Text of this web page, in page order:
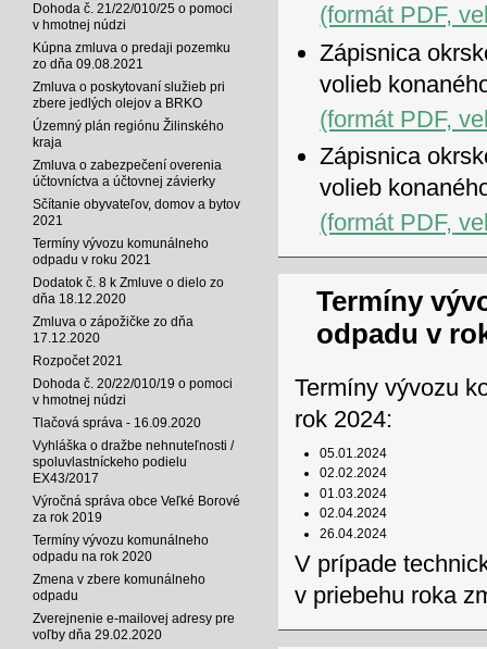
Dohoda č. 21/22/010/25 o pomoci
v hmotnej núdzi
Kúpna zmluva o predaji pozemku
zo dňa 09.08.2021
Zmluva o poskytovaní služieb pri
zbere jedlých olejov a BRKO
Územný plán regiónu Žilinského
kraja
Zmluva o zabezpečení overenia
účtovníctva a účtovnej závierky
Sčítanie obyvateľov, domov a bytov
2021
Termíny vývozu komunálneho
odpadu v roku 2021
Dodatok č. 8 k Zmluve o dielo zo
dňa 18.12.2020
Zmluva o zápožičke zo dňa
17.12.2020
Rozpočet 2021
Dohoda č. 20/22/010/19 o pomoci
v hmotnej núdzi
Tlačová správa - 16.09.2020
Vyhláška o dražbe nehnuteľnosti /
spoluvlastníckeho podielu
EX43/2017
Výročná správa obce Veľké Borové
za rok 2019
Termíny vývozu komunálneho
odpadu na rok 2020
Zmena v zbere komunálneho
odpadu
Zverejnenie e-mailovej adresy pre
voľby dňa 29.02.2020
(formát PDF,
Zápisnica
volieb
(formát PDF,
Zápisnica
volieb
(formát PDF,
Termíny
odpadu v
Termíny vývozu
rok 2024:
05.01.2024
02.02.2024
01.03.2024
02.04.2024
26.04.2024
V prípade
v priebehu roka